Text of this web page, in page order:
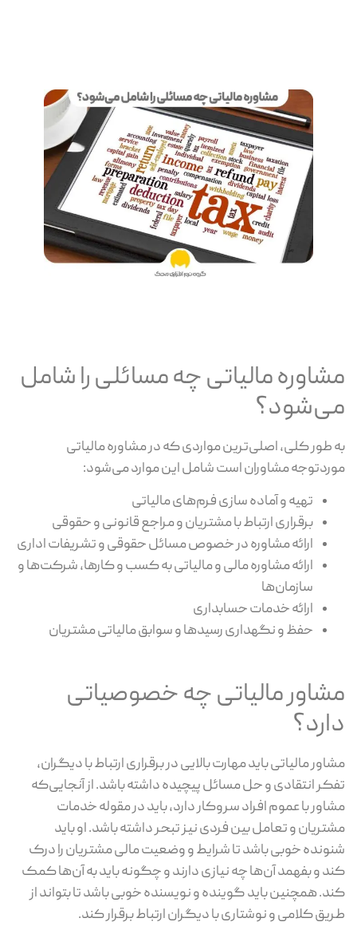
مشاوره مالیاتی چه مسائلی را شامل
می‌شود؟
به طور کلی، اصلی‌ترین مواردی که در مشاوره مالیاتی
موردتوجه مشاوران است شامل این موارد می‌شود:
تهیه و آماده سازی فرم‌های مالیاتی
برقراری ارتباط با مشتریان و مراجع قانونی و حقوقی
ارائه مشاوره در خصوص مسائل حقوقی و تشریفات اداری
ارائه مشاوره مالی و مالیاتی به کسب و کارها، شرکت‌ها و
سازمان‌ها
ارائه خدمات حسابداری
حفظ و نگهداری رسیدها و سوابق مالیاتی مشتریان
مشاور مالیاتی چه خصوصیاتی
دارد؟
مشاور مالیاتی باید مهارت بالایی در برقراری ارتباط با دیگران،
تفکر انتقادی و حل مسائل پیچیده داشته باشد. از آنجایی‌که
مشاور با عموم افراد سروکار دارد، باید در مقوله خدمات
مشتریان و تعامل بین فردی نیز تبحر داشته باشد. او باید
شنونده خوبی باشد تا شرایط و وضعیت مالی مشتریان را درک
کند و بفهمد آن‌ها چه نیازی دارند و چگونه باید به آن‌ها کمک
کند. همچنین باید گوینده و نویسنده خوبی باشد تا بتواند از
طریق کلامی و نوشتاری با دیگران ارتباط برقرار کند.